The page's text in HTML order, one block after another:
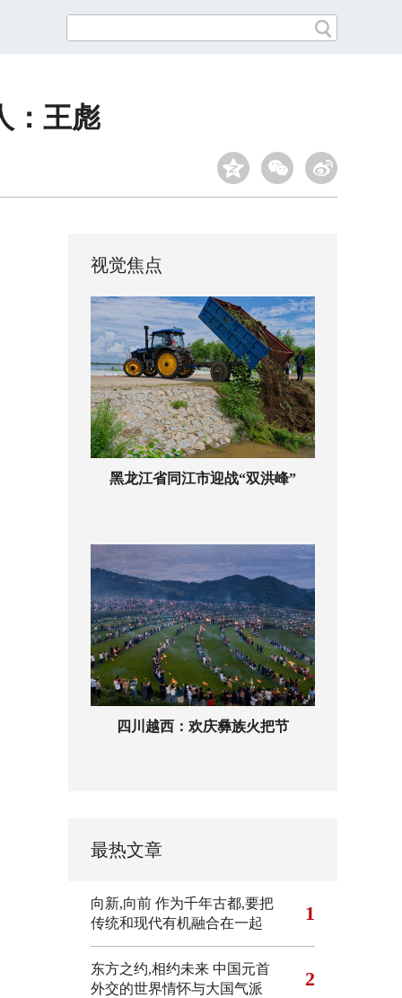
：王彪
视觉焦点
黑龙江省同江市迎战“双洪峰”
四川越西：欢庆彝族火把节
最热文章
向新,向前 作为千年古都,要把
传统和现代有机融合在一起
1
东方之约,相约未来 中国元首
外交的世界情怀与大国气派
2